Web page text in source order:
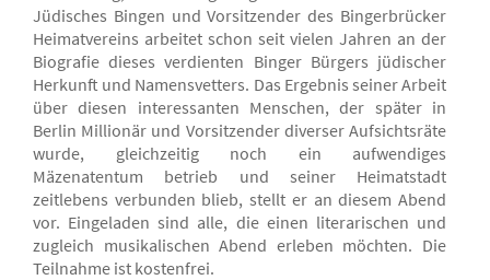
Jüdisches Bingen und Vorsitzender des Bingerbrücker
Heimatvereins arbeitet schon seit vielen Jahren an der
Biografie dieses verdienten Binger Bürgers jüdischer
Herkunft und Namensvetters. Das Ergebnis seiner Arbeit
über diesen interessanten Menschen, der später in
Berlin Millionär und Vorsitzender diverser Aufsichtsräte
wurde, gleichzeitig noch ein aufwendiges
Mäzenatentum betrieb und seiner Heimatstadt
zeitlebens verbunden blieb, stellt er an diesem Abend
vor. Eingeladen sind alle, die einen literarischen und
zugleich musikalischen Abend erleben möchten. Die
Teilnahme ist kostenfrei.